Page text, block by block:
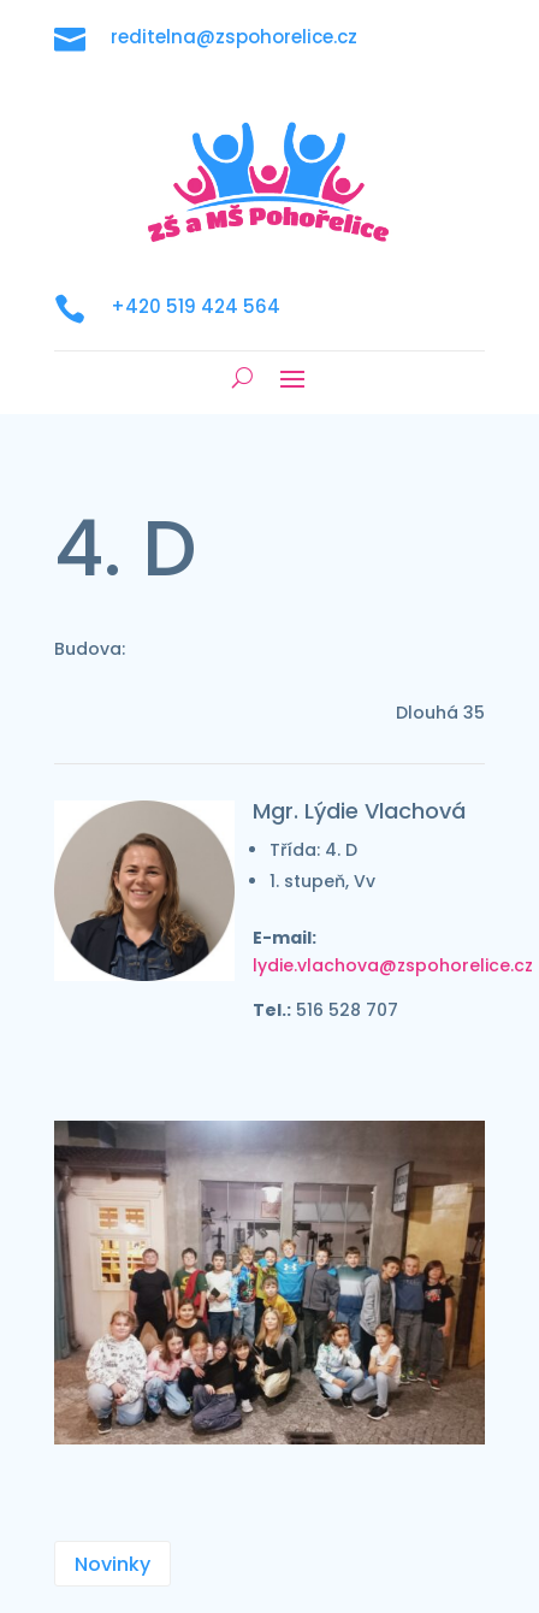
 reditelna@zspohorelice.cz
 +420 519 424 564
4. D
Budova:
Dlouhá 35
Mgr. Lýdie Vlachová
Třída: 4. D
1. stupeň, Vv
E-mail:
lydie.vlachova@zspohorelice.cz
Tel.: 516 528 707
Novinky